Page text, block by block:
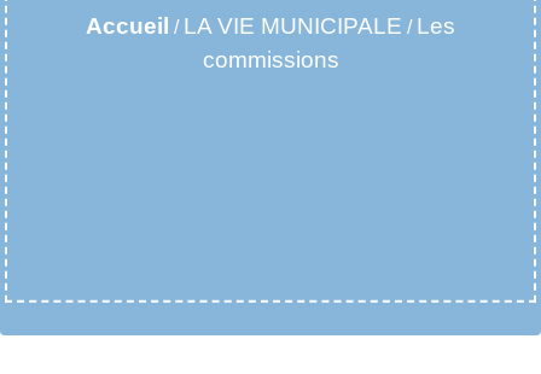
Accueil / LA VIE MUNICIPALE / Les
commissions